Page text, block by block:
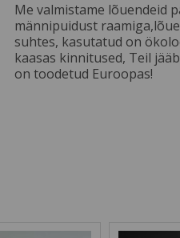
Me valmistame lõuendeid
männipuidust
suhtes, kasutatud on
kaasas kinnitused, Teil
on toodetud Euroopas!